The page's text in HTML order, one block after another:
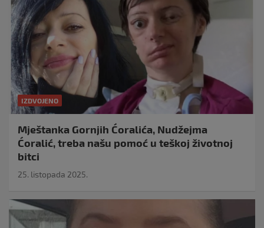
IZDVOJENO
Mještanka Gornjih Ćoralića, Nudžejma
Ćoralić, treba našu pomoć u teškoj životnoj
bitci
25. listopada 2025.